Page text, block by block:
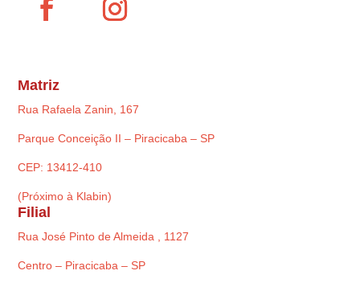
Matriz
Rua Rafaela Zanin, 167
Parque Conceição II – Piracicaba – SP
CEP: 13412-410
(Próximo à Klabin)
Filial
Rua José Pinto de Almeida , 1127
Centro – Piracicaba – SP